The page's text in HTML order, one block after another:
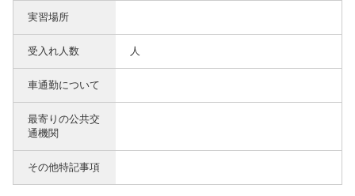
実習場所
受入れ人数 人
車通勤について
最寄りの公共交
通機関
その他特記事項